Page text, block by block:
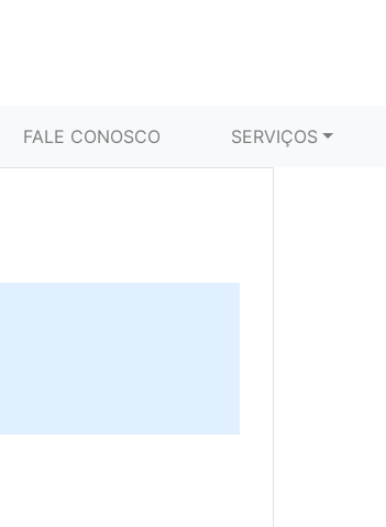
FALE CONOSCO SERVIÇOS